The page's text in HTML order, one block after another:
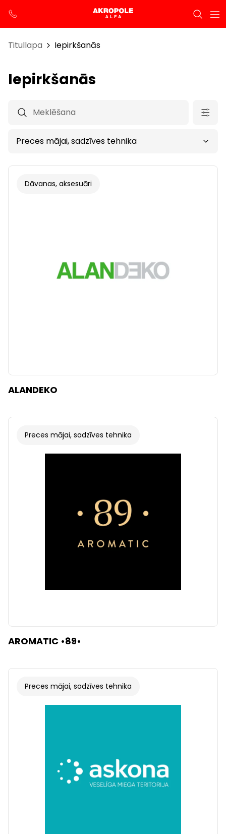
Titullapa Iepirkšanās
Iepirkšanās
Dāvanas, aksesuāri
ALANDEKO
Preces mājai, sadzīves tehnika
AROMATIC •89•
Preces mājai, sadzīves tehnika